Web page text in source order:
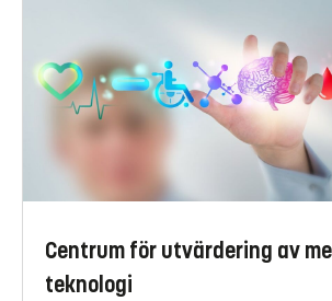
Centrum för utvärdering av
teknologi